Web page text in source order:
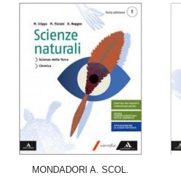
MONDADORI A. SCOL.